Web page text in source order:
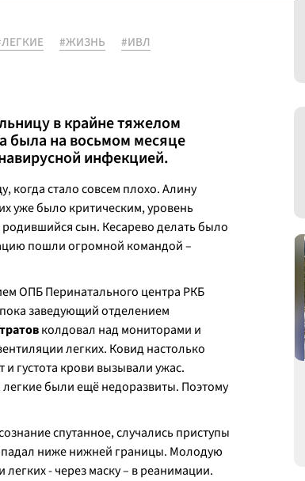
#ЖИЗНЬ
#ИВЛ
в крайне тяжелом
была на восьмом месяце
инфекцией.
когда стало совсем плохо. Алину
уже было критическим, уровень
сын. Кесарево делать было
пошли огромной командой –
ОПБ Перинатального центра РКБ
заведующий отделением
колдовал над мониторами и
легких. Ковид настолько
густота крови вызывали ужас.
были ещё недоразвиты. Поэтому
спутанное, случались приступы
падал ниже нижней границы. Молодую
- через маску – в реанимации.